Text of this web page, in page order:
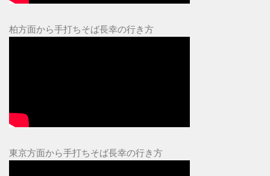
柏方面から手打ちそば長幸の行き方
東京方面から手打ちそば長幸の行き方